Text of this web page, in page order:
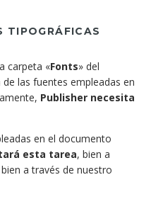
TIPOGRÁFICAS
carpeta «Fonts» del
las fuentes empleadas en
Publisher necesita
en el documento
esta tarea, bien a
a través de nuestro